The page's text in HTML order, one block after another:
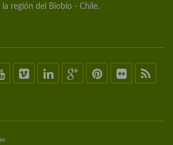
región del Biobío - Chile.